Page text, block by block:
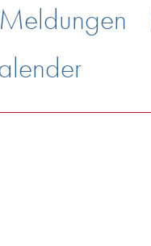
Meldungen